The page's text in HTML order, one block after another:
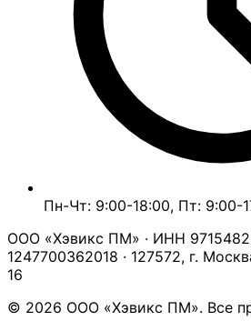
Пн-Чт: 9:00-18:00, Пт: 9:00-
ООО «Хэвикс ПМ» · ИНН
1247700362018 · 127572, г.
16
© 2026 ООО «Хэвикс ПМ». Все